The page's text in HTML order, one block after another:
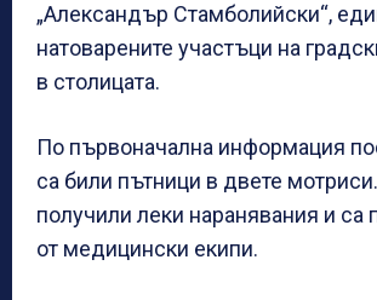
„Александър Стамболийски“,
натоварените участъци на
в столицата.
По първоначална информация
са били пътници в двете
получили леки наранявания и са
от медицински екипи.